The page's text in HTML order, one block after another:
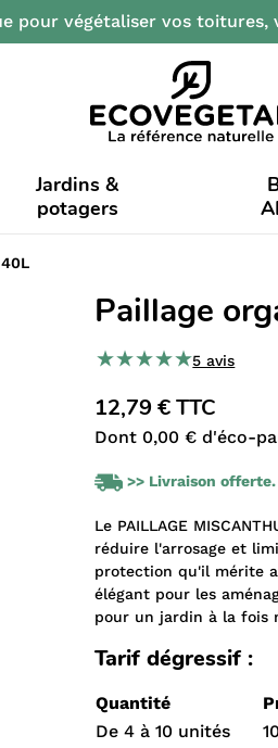
pour végétaliser vos toitures,
Jardins &
potagers
Paillage
5 avis
12,79 € TTC
Dont 0,00 € d'éco-
>> Livraison offerte.
Le PAILLAGE
réduire l'arrosage et
protection qu'il mérite
élégant pour les
pour un jardin à la fois
Tarif dégressif :
Quantité
De 4 à 10 unités